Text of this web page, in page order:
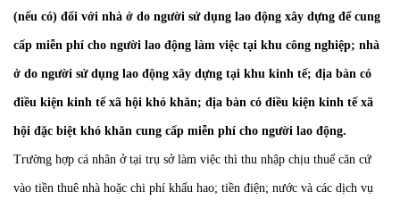
(nếu có) đối với nhà ở do người sử dụng lao động xây dựng để cung
cấp miễn phí cho người lao động làm việc tại khu công nghiệp; nhà
ở do người sử dụng lao động xây dựng tại khu kinh tế; địa bàn có
điều kiện kinh tế xã hội khó khăn; địa bàn có điều kiện kinh tế xã
hội đặc biệt khó khăn cung cấp miễn phí cho người lao động.
Trường hợp cá nhân ở tại trụ sở làm việc thì thu nhập chịu thuế căn cứ
vào tiền thuê nhà hoặc chi phí khấu hao; tiền điện; nước và các dịch vụ